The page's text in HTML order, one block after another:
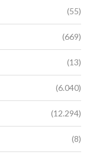
(55)
(669)
(13)
(6.040)
(12.294)
(8)